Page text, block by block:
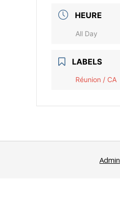
HEURE
All Day
LABELS
Réunion / CA
Admin